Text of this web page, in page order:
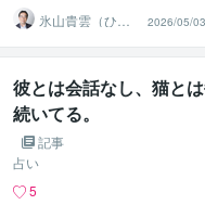
氷山貴雲（ひょ
うざん きう
ん）
2026/05/03
彼とは会話なし、猫と
続いてる。
記事
占い
5